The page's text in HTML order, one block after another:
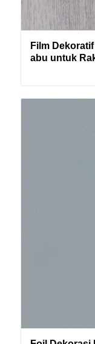
Film
abu untuk